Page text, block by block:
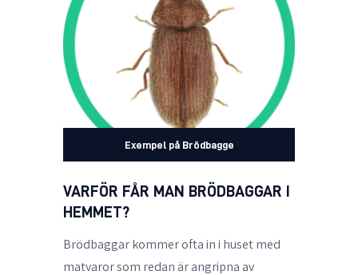
Exempel på Brödbagge
VARFÖR FÅR MAN BRÖDBAGGAR I
HEMMET?
Brödbaggar kommer ofta in i huset med
matvaror som redan är angripna av